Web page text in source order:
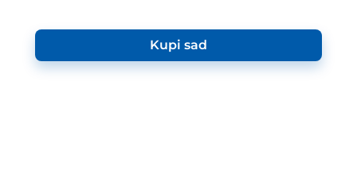
Kupi sad